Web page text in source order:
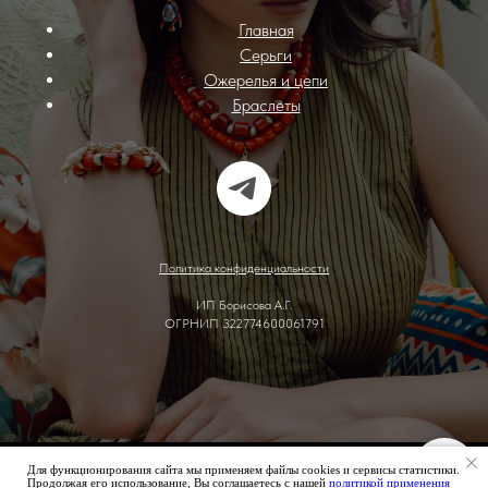
Главная
Серьги
Ожерелья и цепи
Браслеты
Политика конфиденциальности
ИП Борисова А.Г.
ОГРНИП 322774600061791
Для функционирования сайта мы применяем файлы cookies и сервисы статистики.
Продолжая его использование, Вы соглашаетесь с нашей политикой применения
Made on Tilda